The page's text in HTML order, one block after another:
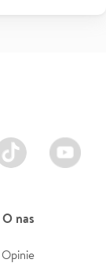
Youtube
O nas
Opinie